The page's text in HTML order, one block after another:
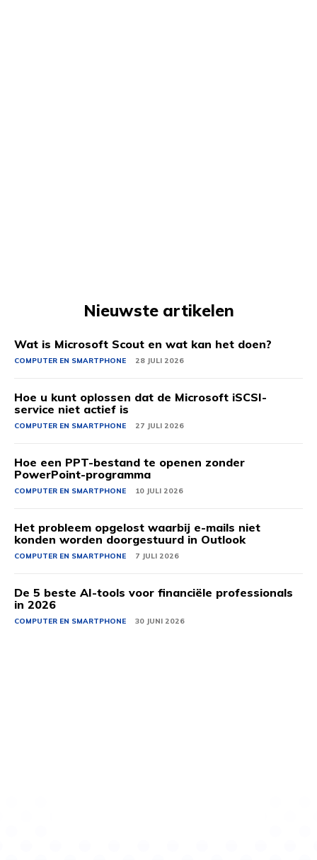
Nieuwste artikelen
Wat is Microsoft Scout en wat kan het doen?
COMPUTER EN SMARTPHONE 28 JULI 2026
Hoe u kunt oplossen dat de Microsoft iSCSI-
service niet actief is
COMPUTER EN SMARTPHONE 27 JULI 2026
Hoe een PPT-bestand te openen zonder
PowerPoint-programma
COMPUTER EN SMARTPHONE 10 JULI 2026
Het probleem opgelost waarbij e-mails niet
konden worden doorgestuurd in Outlook
COMPUTER EN SMARTPHONE 7 JULI 2026
De 5 beste AI-tools voor financiële professionals
in 2026
COMPUTER EN SMARTPHONE 30 JUNI 2026